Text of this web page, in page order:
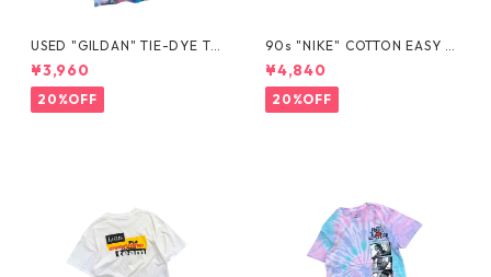
USED "GILDAN" TIE-DYE TE
E
¥3,960
20%OFF
90s "NIKE" COTTON EASY S
HORTS
¥4,840
20%OFF